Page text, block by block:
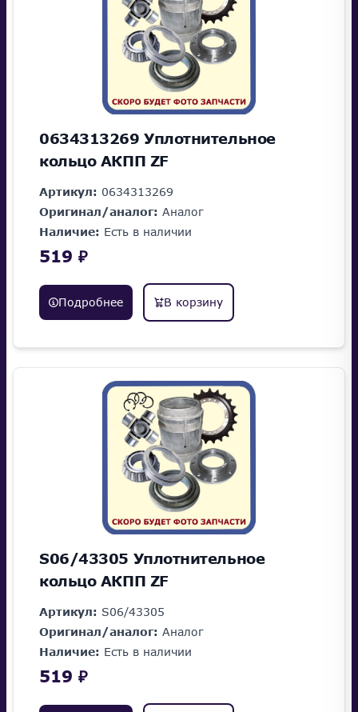
0634313269 Уплотнительное
кольцо АКПП ZF
Артикул: 0634313269
Оригинал/аналог: Аналог
Наличие: Есть в наличии
519 ₽
Подробнее В корзину
S06/43305 Уплотнительное
кольцо АКПП ZF
Артикул: S06/43305
Оригинал/аналог: Аналог
Наличие: Есть в наличии
519 ₽